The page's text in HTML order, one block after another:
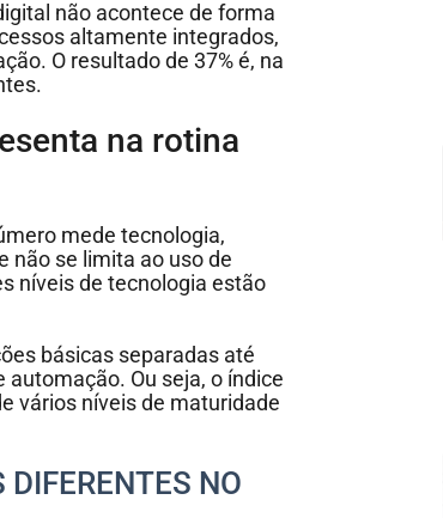
não acontece de forma
altamente integrados,
O resultado de 37% é, na
na rotina
mede tecnologia,
não se limita ao uso de
níveis de tecnologia estão
básicas separadas até
Ou seja, o índice
vários níveis de maturidade
NO